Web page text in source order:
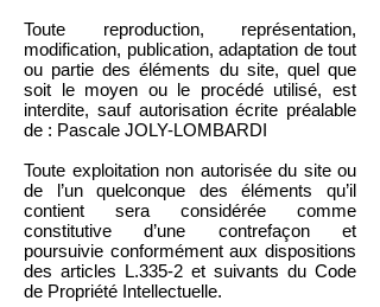
Toute reproduction, représentation,
modification, publication, adaptation de tout
ou partie des éléments du site, quel que
soit le moyen ou le procédé utilisé, est
interdite, sauf autorisation écrite préalable
de : Pascale JOLY-LOMBARDI
Toute exploitation non autorisée du site ou
de l’un quelconque des éléments qu’il
contient sera considérée comme
constitutive d’une contrefaçon et
poursuivie conformément aux dispositions
des articles L.335-2 et suivants du Code
de Propriété Intellectuelle.